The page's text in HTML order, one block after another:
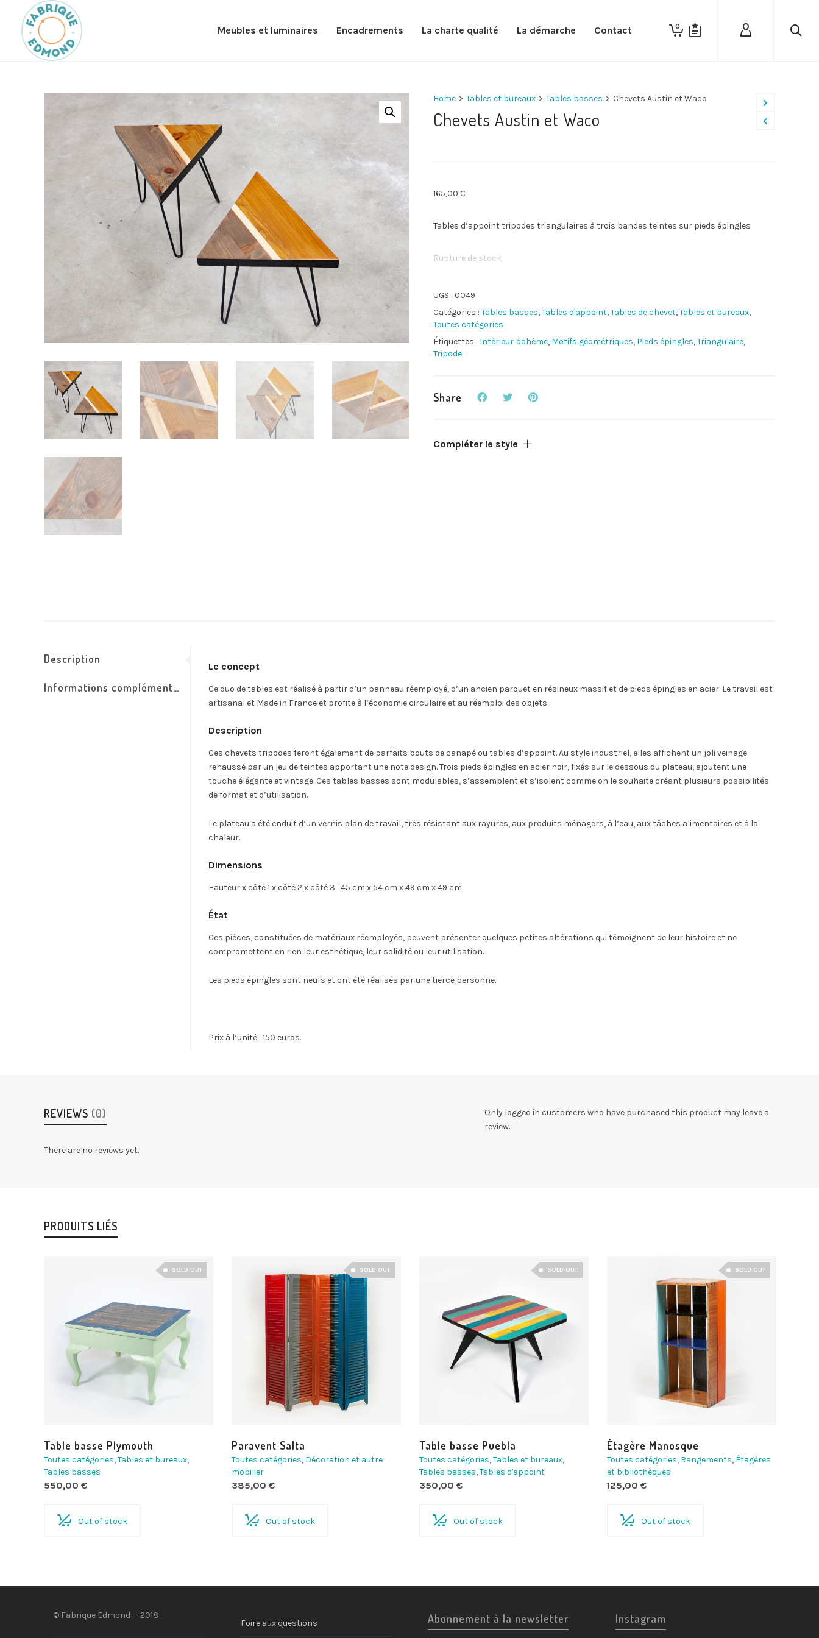
0
Meubles et luminaires Encadrements La charte qualité La démarche Contact
Home > Tables et bureaux > Tables basses > Chevets Austin et Waco
Chevets Austin et Waco
165,00 €
Tables d’appoint tripodes triangulaires à trois bandes teintes sur pieds épingles
Rupture de stock
UGS : 0049
Catégories : Tables basses,Tables d'appoint,Tables de chevet,Tables et bureaux,
Toutes catégories
Étiquettes : Intérieur bohème, Motifs géométriques, Pieds épingles,Triangulaire,
Tripode
Share
Compléter le style
Description
Informations complémentaires
Le concept
Ce duo de tables est réalisé à partir d’un panneau réemployé, d’un ancien parquet en résineux massif et de pieds épingles en acier. Le travail est
artisanal et Made in France et profite à l’économie circulaire et au réemploi des objets.
Description
Ces chevets tripodes feront également de parfaits bouts de canapé ou tables d’appoint. Au style industriel, elles affichent un joli veinage
rehaussé par un jeu de teintes apportant une note design. Trois pieds épingles en acier noir, fixés sur le dessous du plateau, ajoutent une
touche élégante et vintage. Ces tables basses sont modulables, s’assemblent et s’isolent comme on le souhaite créant plusieurs possibilités
de format et d’utilisation.
Le plateau a été enduit d’un vernis plan de travail, très résistant aux rayures, aux produits ménagers, à l’eau, aux tâches alimentaires et à la
chaleur.
Dimensions
Hauteur x côté 1 x côté 2 x côté 3 : 45 cm x 54 cm x 49 cm x 49 cm
État
Ces pièces, constituées de matériaux réemployés, peuvent présenter quelques petites altérations qui témoignent de leur histoire et ne
compromettent en rien leur esthétique, leur solidité ou leur utilisation.
Les pieds épingles sont neufs et ont été réalisés par une tierce personne.
Prix à l’unité : 150 euros.
REVIEWS (0)
There are no reviews yet.
Only logged in customers who have purchased this product may leave a
review.
PRODUITS LIÉS
SOLD OUT
Table basse Plymouth
Toutes catégories,Tables et bureaux,
Tables basses
550,00 €
Out of stock
SOLD OUT
Paravent Salta
Toutes catégories, Décoration et autre
mobilier
385,00 €
Out of stock
SOLD OUT
Table basse Puebla
Toutes catégories,Tables et bureaux,
Tables basses,Tables d'appoint
350,00 €
Out of stock
SOLD OUT
Étagère Manosque
Toutes catégories, Rangements, Étagères
et bibliothèques
125,00 €
Out of stock
© Fabrique Edmond — 2018
Foire aux questions Abonnement à la newsletter Instagram